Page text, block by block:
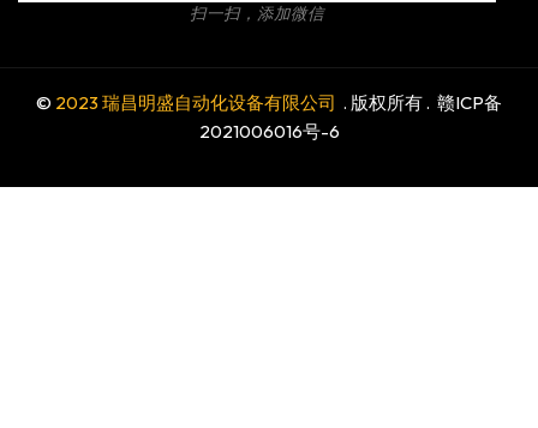
扫一扫，添加微信
© 2023 瑞昌明盛自动化设备有限公司 . 版权所有 . 赣ICP备
2021006016号-6